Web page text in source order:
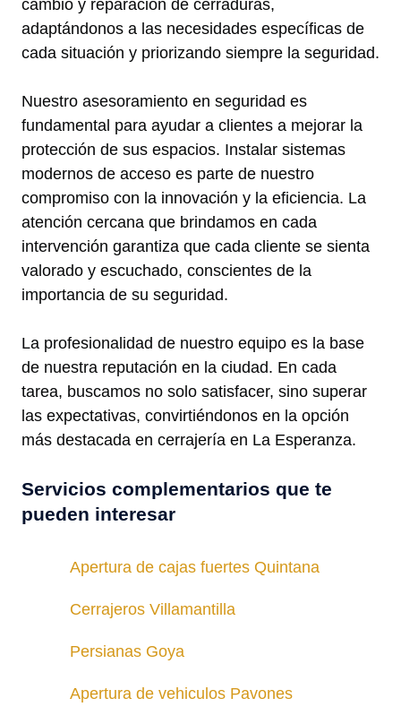
cambio y reparación de cerraduras,
adaptándonos a las necesidades específicas de
cada situación y priorizando siempre la seguridad.
Nuestro asesoramiento en seguridad es
fundamental para ayudar a clientes a mejorar la
protección de sus espacios. Instalar sistemas
modernos de acceso es parte de nuestro
compromiso con la innovación y la eficiencia. La
atención cercana que brindamos en cada
intervención garantiza que cada cliente se sienta
valorado y escuchado, conscientes de la
importancia de su seguridad.
La profesionalidad de nuestro equipo es la base
de nuestra reputación en la ciudad. En cada
tarea, buscamos no solo satisfacer, sino superar
las expectativas, convirtiéndonos en la opción
más destacada en cerrajería en La Esperanza.
Servicios complementarios que te
pueden interesar
Apertura de cajas fuertes Quintana
Cerrajeros Villamantilla
Persianas Goya
Apertura de vehiculos Pavones